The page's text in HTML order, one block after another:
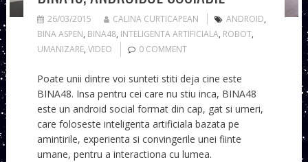
26/03/2015 CALINA CURTICAPEAN ANDROID,
BINA ASPEN, BINA48, INTELIGENTA ARTIFICIALA, ROBOT,
UMANIZARE, VIDEO 0 COMMENT
Poate unii dintre voi sunteti stiti deja cine este
BINA48. Insa pentru cei care nu stiu inca, BINA48
este un android social format din cap, gat si umeri,
care foloseste inteligenta artificiala bazata pe
amintirile, experienta si convingerile unei fiinte
umane, pentru a interactiona cu lumea.